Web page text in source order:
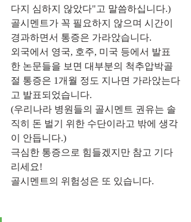
다지 심하지 않았다"고 말씀하십니다.)
골시멘트가 꼭 필요하지 않으며 시간이
경과하면서 통증은 가라앉습니다.
외국에서 영국, 호주, 미국 등에서 발표
한 논문들을 보면 대부분의 척추압박골
절 통증은 1개월 정도 지나면 가라앉는다
고 발표되었습니다.
(우리나라 병원들의 골시멘트 권유는 솔
직히 돈 벌기 위한 수단이라고 밖에 생각
이 안듭니다.)
극심한 통증으로 힘들겠지만 참고 기다
리세요!
골시멘트의 위험성은 또 있습니다.